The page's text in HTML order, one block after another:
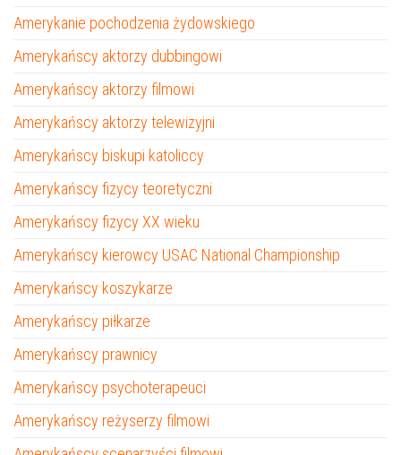
Amerykanie pochodzenia żydowskiego
Amerykańscy aktorzy dubbingowi
Amerykańscy aktorzy filmowi
Amerykańscy aktorzy telewizyjni
Amerykańscy biskupi katoliccy
Amerykańscy fizycy teoretyczni
Amerykańscy fizycy XX wieku
Amerykańscy kierowcy USAC National Championship
Amerykańscy koszykarze
Amerykańscy piłkarze
Amerykańscy prawnicy
Amerykańscy psychoterapeuci
Amerykańscy reżyserzy filmowi